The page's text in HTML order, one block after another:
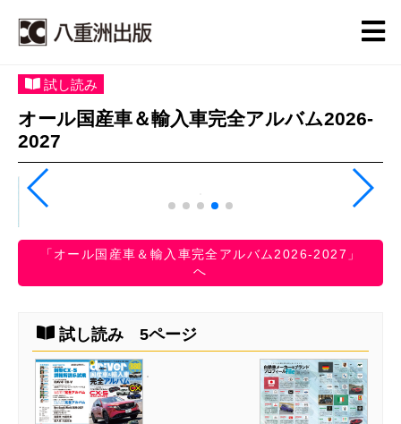
試し読み
オール国産車＆輸入車完全アルバム2026-
2027
「オール国産車＆輸入車完全アルバム2026-2027」
へ
試し読み 5ページ